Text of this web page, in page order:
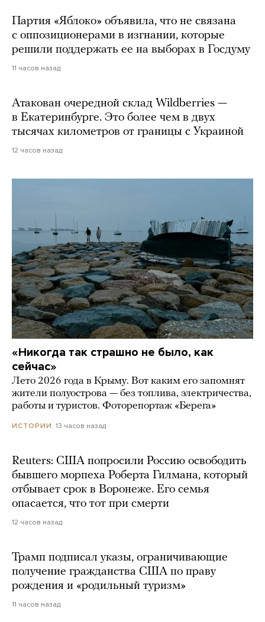
Партия «Яблоко» объявила, что не связана
с оппозиционерами в изгнании, которые
решили поддержать ее на выборах в Госдуму
11 часов назад
Атакован очередной склад Wildberries —
в Екатеринбурге. Это более чем в двух
тысячах километров от границы с Украиной
12 часов назад
«Никогда так страшно не было, как
сейчас»
Лето 2026 года в Крыму. Вот каким его запомнят
жители полуострова — без топлива, электричества,
работы и туристов. Фоторепортаж «Берега»
ИСТОРИИ 13 часов назад
Reuters: США попросили Россию освободить
бывшего морпеха Роберта Гилмана, который
отбывает срок в Воронеже. Его семья
опасается, что тот при смерти
12 часов назад
Трамп подписал указы, ограничивающие
получение гражданства США по праву
рождения и «родильный туризм»
11 часов назад